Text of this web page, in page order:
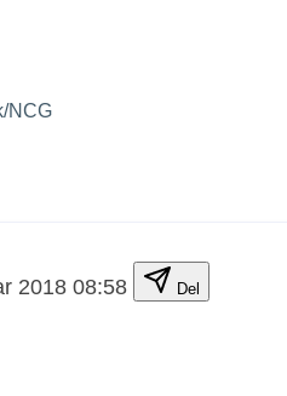
2018 08:58 Del